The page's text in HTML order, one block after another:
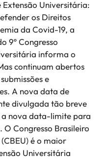
Extensão Universitária:
os Direitos
da Covid-19, a
9º Congresso
informa o
continuam abertos
e
A nova data de
divulgada tão breve
a nova data-limite para
Congresso Brasileiro
é o maior
Universitária